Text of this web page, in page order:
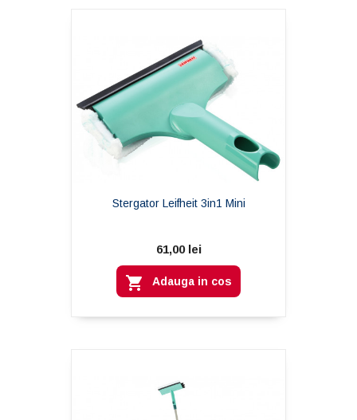
Stergator Leifheit 3in1 Mini
61,00 lei
 Adauga in cos